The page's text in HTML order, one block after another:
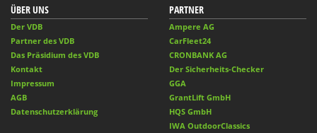
ÜBER UNS
Der VDB
Partner des VDB
Das Präsidium des VDB
Kontakt
Impressum
AGB
Datenschutzerklärung
PARTNER
Ampere AG
CarFleet24
CRONBANK AG
Der Sicherheits-Checker
GGA
GrantLift GmbH
HQS GmbH
IWA OutdoorClassics